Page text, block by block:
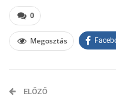
0
Megosztás
ELŐZŐ